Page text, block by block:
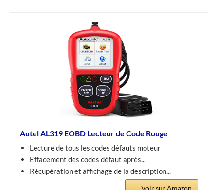
Autel AL319 EOBD Lecteur de Code Rouge
Lecture de tous les codes défauts moteur
Effacement des codes défaut après...
Récupération et affichage de la description...
Voir sur Amazon